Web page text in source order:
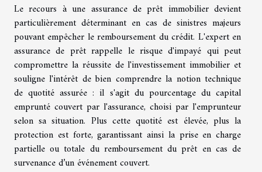
Le recours à une assurance de prêt immobilier devient
particulièrement déterminant en cas de sinistres majeurs
pouvant empêcher le remboursement du crédit. L'expert en
assurance de prêt rappelle le risque d'impayé qui peut
compromettre la réussite de l'investissement immobilier et
souligne l'intérêt de bien comprendre la notion technique
de quotité assurée : il s'agit du pourcentage du capital
emprunté couvert par l'assurance, choisi par l'emprunteur
selon sa situation. Plus cette quotité est élevée, plus la
protection est forte, garantissant ainsi la prise en charge
partielle ou totale du remboursement du prêt en cas de
survenance d’un événement couvert.